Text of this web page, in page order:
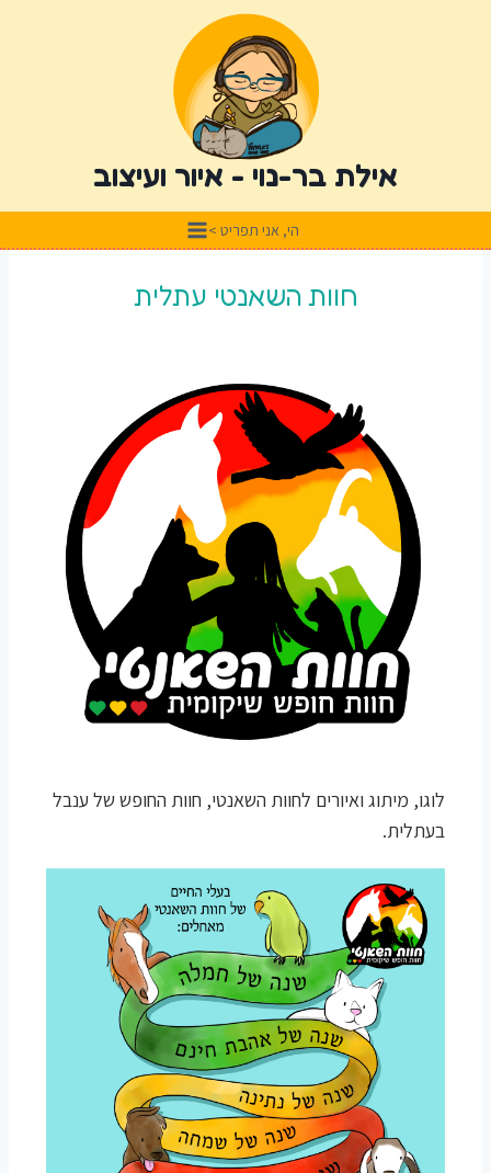
אילת בר-נוי - איור ועיצוב
הי, אני תפריט >
חוות השאנטי עתלית
לוגו, מיתוג ואיורים לחוות השאנטי, חוות החופש של ענבל
בעתלית.